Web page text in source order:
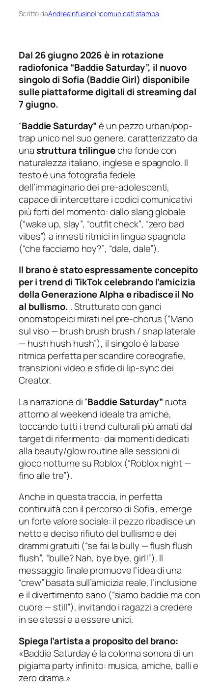
Scritto daAndreaInfusinoincomunicati stampa
Dal 26 giugno 2026 è in rotazione
radiofonica “Baddie Saturday”, il nuovo
singolo diSofia (Baddie Girl) disponibile
sulle piattaforme digitali di streaming dal
7 giugno.
“Baddie Saturday”è un pezzo urban/pop-
trap unico nel suo genere, caratterizzato da
unastruttura trilingueche fonde con
naturalezza italiano, inglese e spagnolo. Il
testo è una fotografia fedele
dell’immaginario dei pre-adolescenti,
capace di intercettare i codici comunicativi
più forti del momento: dallo slang globale
(“wake up, slay”, “outfit check”, “zero bad
vibes”) a innesti ritmici in lingua spagnola
(“che facciamo hoy?”, “dale, dale”).
Il brano è stato espressamente concepito
per i trend di TikTok celebrando l’amicizia
della Generazione Alpha e ribadisce il No
al bullismo. . Strutturato con ganci
onomatopeici mirati nel pre-chorus (“Mano
sul viso — brush brush brush / snap laterale
— hush hush hush”), il singolo è la base
ritmica perfetta per scandire coreografie,
transizioni video e sfide di lip-sync dei
Creator.
La narrazione di “Baddie Saturday” ruota
attorno al weekend ideale tra amiche,
toccando tutti i trend culturali più amati dal
target di riferimento: dai momenti dedicati
alla beauty/glow routine alle sessioni di
gioco notturne su Roblox (“Roblox night —
fino alle tre”).
Anche in questa traccia, in perfetta
continuità con il percorso di Sofia , emerge
un forte valore sociale: il pezzo ribadisce un
netto e deciso rifiuto del bullismo e dei
drammi gratuiti (“se fai la bully — flush flush
flush”, “bulle? Nah, bye bye, girl!”). Il
messaggio finale promuove l’idea di una
“crew” basata sull’amicizia reale, l’inclusione
e il divertimento sano (“siamo baddie ma con
cuore — still”), invitando i ragazzi a credere
in se stessi e a essere unici.
Spiega l’artista a proposito del brano:
«Baddie Saturday è la colonna sonora di un
pigiama party infinito: musica, amiche, balli e
zero drama.»